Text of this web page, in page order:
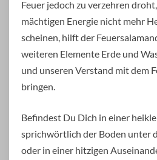
Feuer jedoch zu verzehren
mächtigen Energie nicht mehr
scheinen, hilft der
weiteren Elemente Erde und
und unseren Verstand mit dem
bringen.
Befindest Du Dich in einer
sprichwörtlich der Boden unter
oder in einer hitzigen